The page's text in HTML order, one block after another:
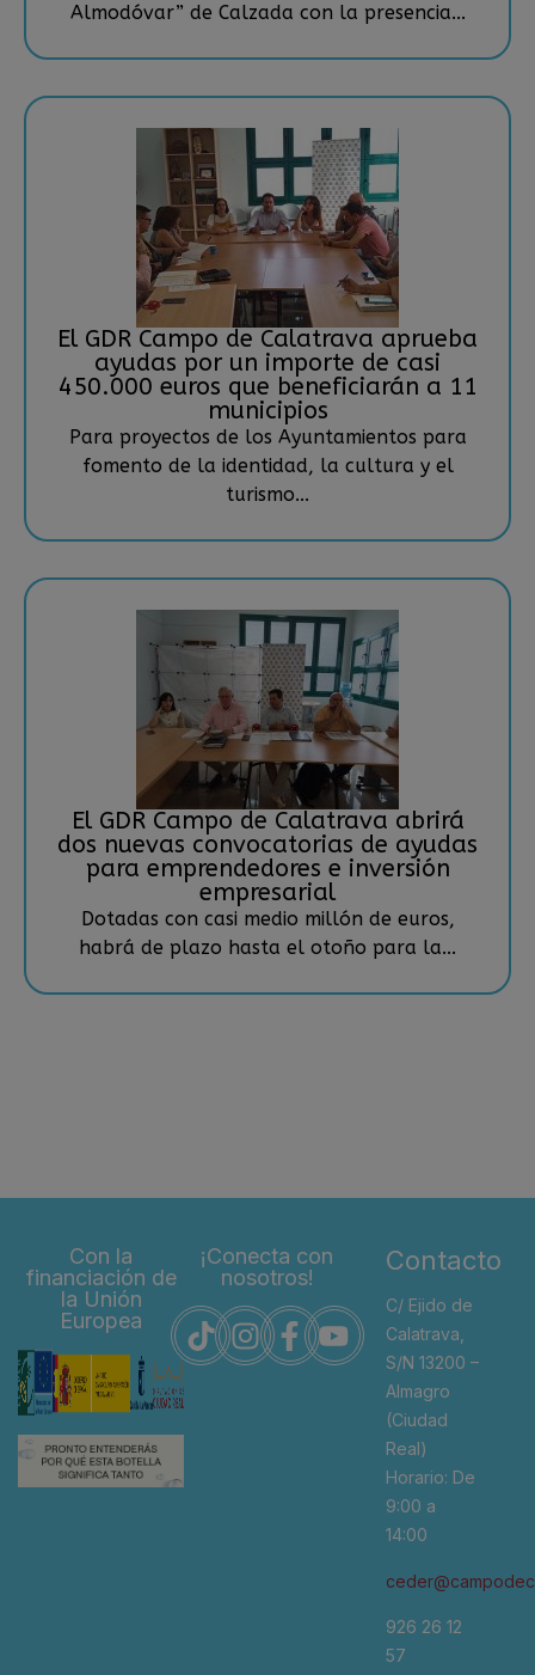
Almodóvar” de Calzada con la presencia...
El GDR Campo de Calatrava aprueba
ayudas por un importe de casi
450.000 euros que beneficiarán a 11
municipios
Para proyectos de los Ayuntamientos para
fomento de la identidad, la cultura y el
turismo...
El GDR Campo de Calatrava abrirá
dos nuevas convocatorias de ayudas
para emprendedores e inversión
empresarial
Dotadas con casi medio millón de euros,
habrá de plazo hasta el otoño para la...
Con la
financiación de
la Unión
Europea
¡Conecta con
nosotros!
Contacto
C/ Ejido de
Calatrava,
S/N 13200 –
Almagro
(Ciudad
Real)
Horario: De
9:00 a
14:00
926 26 12
57